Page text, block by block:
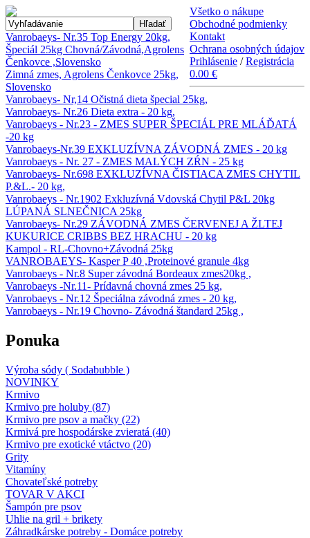
Všetko o nákupe
Obchodné podmienky
Kontakt
Ochrana osobných údajov
Prihlásenie /Registrácia
0.00 €
Hľadať
Vanrobaeys- Nr.35 Top Energy 20kg,
Špeciál 25kg Chovná/Závodná,Agrolens
Čenkovce ,Slovensko
Zimná zmes, Agrolens Čenkovce 25kg,
Slovensko
Vanrobaeys- Nr,14 Očistná dieta špecial 25kg,
Vanrobaeys- Nr.26 Dieta extra - 20 kg,
Vanrobaeys - Nr.23 - ZMES SUPER ŠPECIÁL PRE MLÁĎATÁ
-20 kg
Vanrobaeys-Nr.39 EXKLUZÍVNA ZÁVODNÁ ZMES - 20 kg
Vanrobaeys - Nr. 27 - ZMES MALÝCH ZŔN - 25 kg
Vanrobaeys- Nr.698 EXKLUZÍVNA ČISTIACA ZMES CHYTIL
P.&L.- 20 kg,
Vanrobaeys - Nr.1902 Exkluzívná Vdovská Chytil P&L 20kg
LÚPANÁ SLNEČNICA 25kg
Vanrobaeys- Nr.29 ZÁVODNÁ ZMES ČERVENEJ A ŽLTEJ
KUKURICE CRIBBS BEZ HRACHU - 20 kg
Kampol - RL-Chovno+Závodná 25kg
VANROBAEYS- Kasper P 40 ,Proteinové granule 4kg
Vanrobaeys - Nr.8 Super závodná Bordeaux zmes20kg ,
Vanrobaeys -Nr.11- Prídavná chovná zmes 25 kg,
Vanrobaeys - Nr.12 Špeciálna závodná zmes - 20 kg,
Vanrobaeys - Nr.19 Chovno- Závodná štandard 25kg ,
Ponuka
Výroba sódy ( Sodabubble )
NOVINKY
Krmivo
Krmivo pre holuby (87)
Krmivo pre psov a mačky (22)
Krmivá pre hospodárske zvieratá (40)
Krmivo pre exotické vtáctvo (20)
Grity
Vitamíny
Chovateľské potreby
TOVAR V AKCI
Šampón pre psov
Uhlie na gril + brikety
Záhradkárske potreby - Domáce potreby